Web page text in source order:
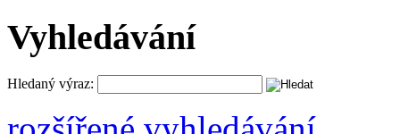
Vyhledávání
Hledaný výraz: